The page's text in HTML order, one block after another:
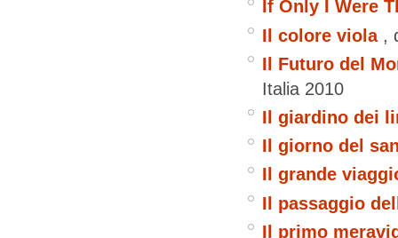
If Only I Were
Il colore viola ,
Il Futuro del
Italia 2010
Il giardino dei
Il giorno del
Il grande
Il passaggio
Il primo